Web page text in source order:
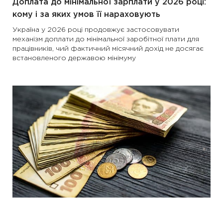
Доплата до мінімальної зарплати у 2026 році:
кому і за яких умов її нараховують
Україна у 2026 році продовжує застосовувати
механізм доплати до мінімальної заробітної плати для
працівників, чий фактичний місячний дохід не досягає
встановленого державою мінімуму